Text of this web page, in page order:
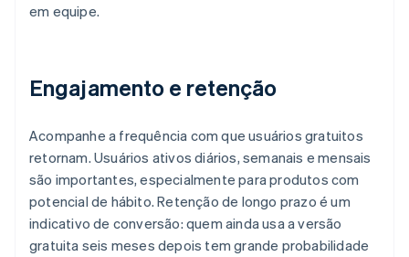
em equipe.
Engajamento e retenção
Acompanhe a frequência com que usuários gratuitos
retornam. Usuários ativos diários, semanais e mensais
são importantes, especialmente para produtos com
potencial de hábito. Retenção de longo prazo é um
indicativo de conversão: quem ainda usa a versão
gratuita seis meses depois tem grande probabilidade